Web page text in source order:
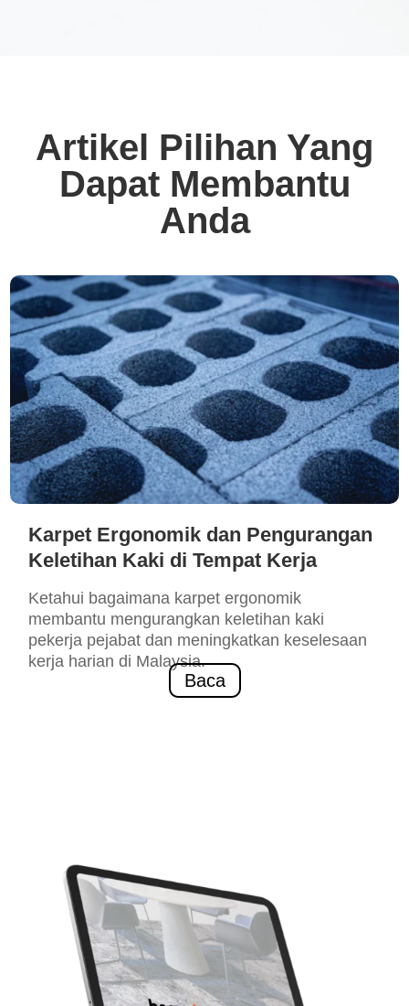
Artikel Pilihan Yang
Dapat Membantu
Anda
Karpet Ergonomik dan Pengurangan
Keletihan Kaki di Tempat Kerja
Ketahui bagaimana karpet ergonomik
membantu mengurangkan keletihan kaki
pekerja pejabat dan meningkatkan keselesaan
kerja harian di Malaysia.
Baca